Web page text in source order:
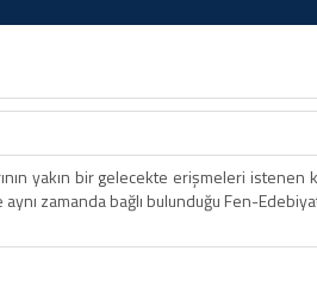
yakın bir gelecekte erişmeleri
zamanda bağlı bulunduğu Fen-